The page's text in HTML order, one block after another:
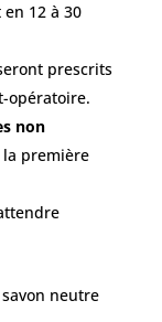
12 à 30
prescrits
opératoire.
non
première
neutre